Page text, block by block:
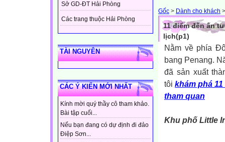
Sở GD-ĐT Hải Phòng
Các trang thuộc Hải Phòng
TÀI NGUYÊN
CÁC Ý KIẾN MỚI NHẤT
Kính mời quý thầy cô tham khảo.
Bài tập cuối...
Nếu bạn đang có dự định đi đảo
Điệp Sơn...
Gốc > Dành cho khách >
11 điểm đến ấn
lịch(p1)
Nằm về phía
bang Penang.
đã sản xuất
tôikhám phá
tham quan
Khu phố Little